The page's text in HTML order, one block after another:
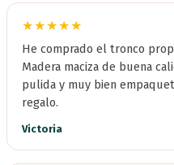
★★★★★
He comprado el tronco
Madera maciza de buena
pulida y muy bien
regalo.
Victoria